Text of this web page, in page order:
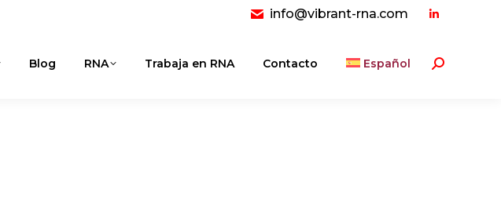
info@vibrant-rna.com
Linkedin
opens
Blog RNA Trabaja en RNA Contacto Español Buscar: